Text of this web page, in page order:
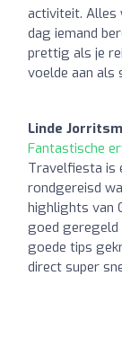
activiteit. Alles
dag iemand
prettig als je
voelde aan als
Linde
Fantastische
Travelfiesta is
rondgereisd
highlights van
goed geregeld
goede tips
direct super